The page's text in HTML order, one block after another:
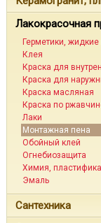
Лакокрасочная
Герметики, жидкие
Клея
Краска для
Краска для
Краска масляная
Краска по
Лаки
Монтажная пена
Обойный клей
Огнебиозащита
Химия,
Эмаль
Сантехника